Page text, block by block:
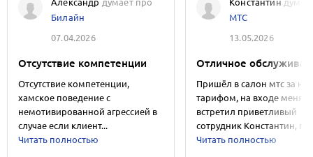
Билайн
07.04.2026
Отсутствие компетенции
Отсутствие компетенции,
хамское поведение с
немотивированной агрессией в
случае если клиент...
Читать полностью
МТС
13.05.2026
Отличное
Пришёл в салон мтс за
тарифом, на входе меня
встретил приветливый
сотрудник Константин,
Читать полностью